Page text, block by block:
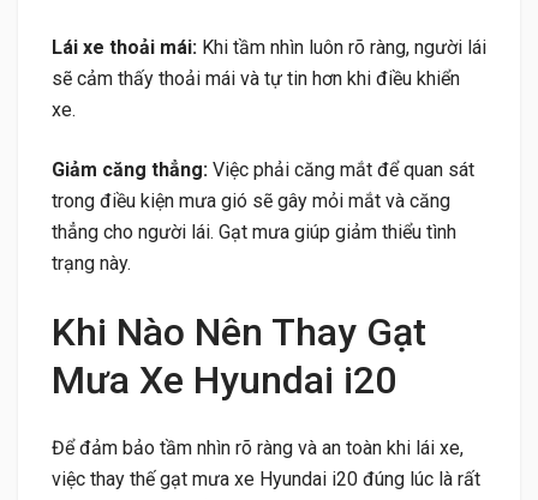
Lái xe thoải mái: Khi tầm nhìn luôn rõ ràng, người lái
sẽ cảm thấy thoải mái và tự tin hơn khi điều khiển
xe.
Giảm căng thẳng: Việc phải căng mắt để quan sát
trong điều kiện mưa gió sẽ gây mỏi mắt và căng
thẳng cho người lái. Gạt mưa giúp giảm thiểu tình
trạng này.
Khi Nào Nên Thay Gạt
Mưa Xe Hyundai i20
Để đảm bảo tầm nhìn rõ ràng và an toàn khi lái xe,
việc thay thế gạt mưa xe Hyundai i20 đúng lúc là rất